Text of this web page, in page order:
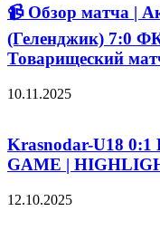
📹 Обзор матча |
(Геленджик) 7:0
Товарищеский
10.11.2025
Krasnodar-U18
GAME |
12.10.2025